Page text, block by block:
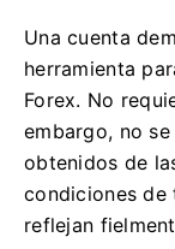
Una cuenta
herramienta
Forex. No
embargo, no
obtenidos de
condiciones de
reflejan